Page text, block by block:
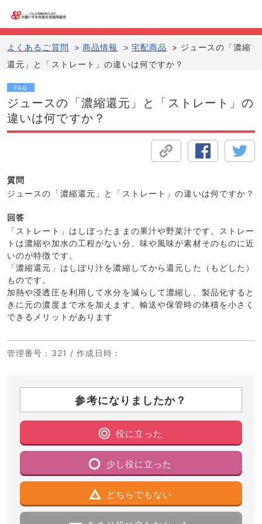
よくあるご質問 > 商品情報 > 宅配商品 > ジュースの「濃縮
還元」と「ストレート」の違いは何ですか？
FAQ
ジュースの「濃縮還元」と「ストレート」の
違いは何ですか？
質問
ジュースの「濃縮還元」と「ストレート」の違いは何ですか？
回答
「ストレート」はしぼったままの果汁や野菜汁です。ストレー
トは濃縮や加水の工程がない分、味や風味が素材そのものに近
いのが特徴です。
「濃縮還元」はしぼり汁を濃縮してから還元した（もどした）
ものです。
加熱や浸透圧を利用して水分を減らして濃縮し、製品化すると
きに元の濃度まで水を加えます。輸送や保管時の体積を小さく
できるメリットがあります
管理番号 ：321 /作成日時 ：
参考になりましたか？
役に立った
少し役に立った
どちらでもない